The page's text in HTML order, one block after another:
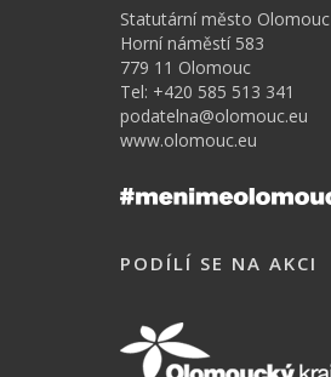
Statutární město Olomouc
Horní náměstí 583
779 11 Olomouc
Tel: +420 585 513 341
podatelna@olomouc.eu
www.olomouc.eu
PODÍLÍ SE NA AKCI